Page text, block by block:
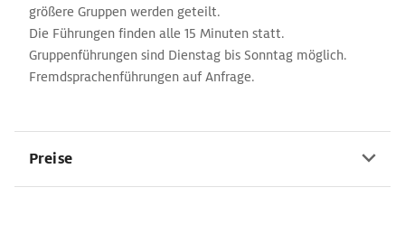
größere Gruppen werden geteilt.
Die Führungen finden alle 15 Minuten statt.
Gruppenführungen sind Dienstag bis Sonntag möglich.
Fremdsprachenführungen auf Anfrage.
Preise